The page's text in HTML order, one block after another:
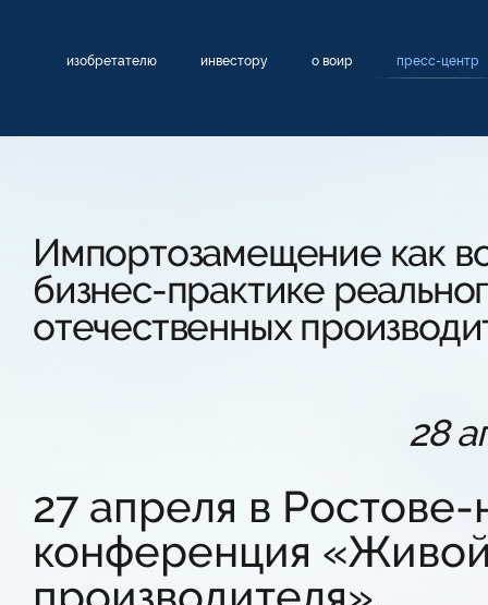
изобретателю инвестору о воир пресс-центр
Импортозамещение как
бизнес-практике
отечественных
28
27 апреля в
конференция